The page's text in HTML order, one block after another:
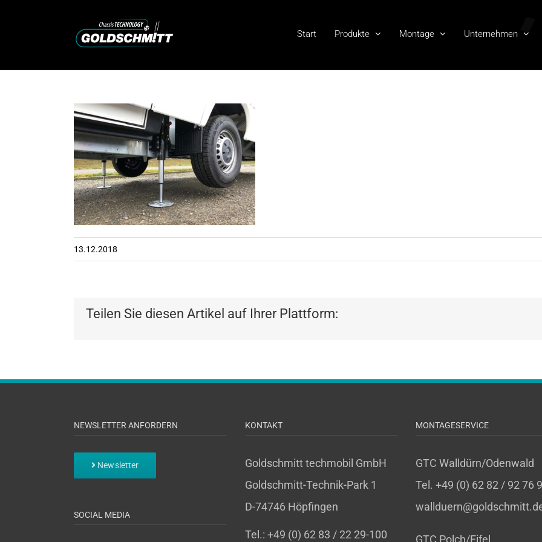
Start Produkte Montage Unternehmen
13.12.2018
Teilen Sie diesen Artikel auf Ihrer Plattform:
NEWSLETTER ANFORDERN
Newsletter
SOCIAL MEDIA
KONTAKT
Goldschmitt techmobil GmbH
Goldschmitt-Technik-Park 1
D-74746 Höpfingen
Tel.: +49 (0) 62 83 / 22 29-100
MONTAGESERVICE
GTC Walldürn/Odenwald
Tel. +49 (0) 62 82 / 92 76
GTC Polch/Eifel